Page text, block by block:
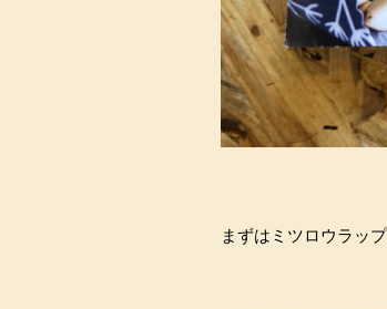
まずはミツロウラップ